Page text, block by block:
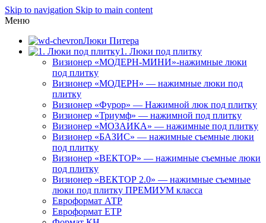
Skip to navigation Skip to main content
Меню
Люки Питера
1. Люки под плитку
Визионер «МОДЕРН-МИНИ»-нажимные люки
под плитку
Визионер «МОДЕРН» — нажимные люки под
плитку
Визионер «Фурор» — Нажимной люк под плитку
Визионер «Триумф» — нажимной под плитку
Визионер «МОЗАИКА» — нажимные под плитку
Визионер «БАЗИС» — нажимные съемные люки
под плитку
Визионер «ВЕКТОР» — нажимные съемные люки
под плитку
Визионер «ВЕКТОР 2.0» — нажимные съемные
люки под плитку ПРЕМИУМ класса
Евроформат АТР
Евроформат ЕТР